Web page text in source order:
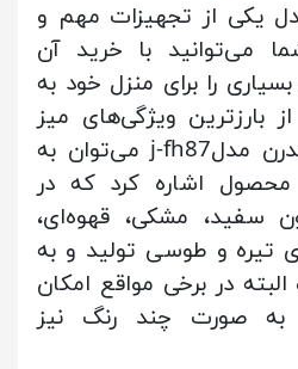
یکی از تجهیزات مهم و
می‌توانید با خرید آن
را برای منزل خود به
بارزترین ویژگی‌های میز
تلویزیون سه درب مدرن مدلj-fh87 می‌توان به
محصول اشاره کرد که در
سفید، مشکی، قهوه‌ای،
تیره و طوسی تولید و به
در برخی مواقع امکان
صورت چند رنگ نیز